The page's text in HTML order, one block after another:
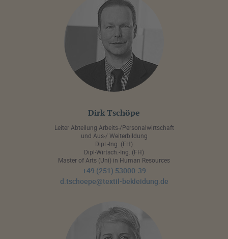
Dirk Tschöpe
Leiter Abteilung Arbeits-/Personalwirtschaft
und Aus-/ Weiterbildung
Dipl.-Ing. (FH)
Dipl-Wirtsch.-Ing. (FH)
Master of Arts (Uni) in Human Resources
+49 (251) 53000-39
d.tschoepe@textil-bekleidung.de